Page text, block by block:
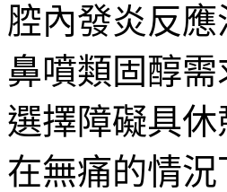
腔內發炎反應
鼻噴類固醇
選擇障礙具
在無痛的情